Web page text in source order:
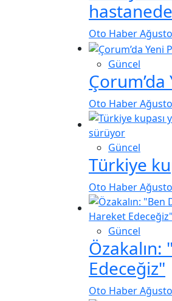
Oto Haber
Güncel
Çorum’da
Oto Haber
Güncel
Türkiye
Oto Haber
Güncel
Edeceğiz"
Oto Haber